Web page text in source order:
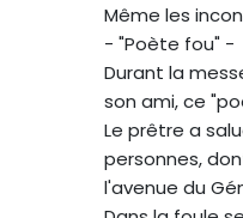
Même les
- "Poète fou" -
Durant la
son ami, ce
Le prêtre a
personnes,
l'avenue du